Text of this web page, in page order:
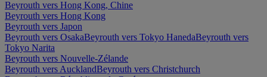
Beyrouth vers Hong Kong, Chine
Beyrouth vers Hong Kong
Beyrouth vers Japon
Beyrouth vers OsakaBeyrouth vers Tokyo HanedaBeyrouth vers
Tokyo Narita
Beyrouth vers Nouvelle-Zélande
Beyrouth vers AucklandBeyrouth vers Christchurch